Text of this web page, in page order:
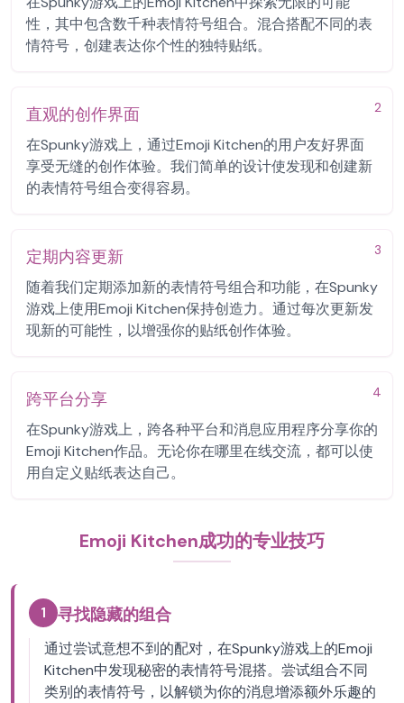
性，其中包含数千种表情符号组合。混合搭配不同的表
情符号，创建表达你个性的独特贴纸。
2
直观的创作界面
在Spunky游戏上，通过Emoji Kitchen的用户友好界面
享受无缝的创作体验。我们简单的设计使发现和创建新
的表情符号组合变得容易。
3
定期内容更新
随着我们定期添加新的表情符号组合和功能，在Spunky
游戏上使用Emoji Kitchen保持创造力。通过每次更新发
现新的可能性，以增强你的贴纸创作体验。
4
跨平台分享
在Spunky游戏上，跨各种平台和消息应用程序分享你的
Emoji Kitchen作品。无论你在哪里在线交流，都可以使
用自定义贴纸表达自己。
Emoji Kitchen成功的专业技巧
1 寻找隐藏的组合
通过尝试意想不到的配对，在Spunky游戏上的Emoji
Kitchen中发现秘密的表情符号混搭。尝试组合不同
类别的表情符号，以解锁为你的消息增添额外乐趣的